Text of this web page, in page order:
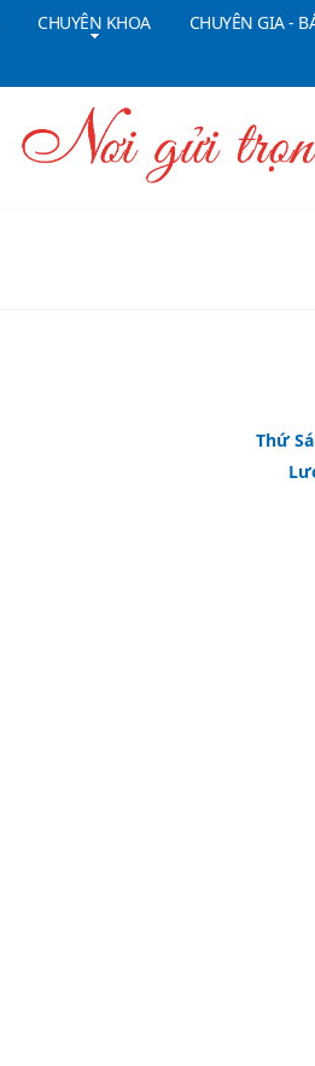
CHUYÊN KHOA CHUYÊN GIA -
Thứ